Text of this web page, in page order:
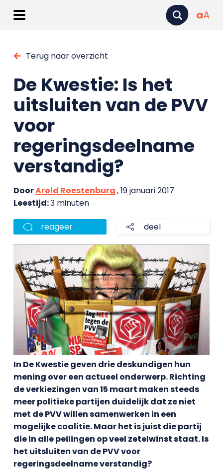
aA
Terug naar overzicht
De Kwestie: Is het
uitsluiten van de PVV
voor
regeringsdeelname
verstandig?
DoorArold Roestenburg, 19 januari 2017
Leestijd:3 minuten
reageer deel
In De Kwestie geven drie deskundigen hun
mening over een actueel onderwerp. Richting
de verkiezingen van 15 maart maken steeds
meer politieke partijen duidelijk dat ze niet
met de PVV willen samenwerken in een
mogelijke coalitie. Maar het is juist die partij
die in alle peilingen op veel zetelwinst staat. Is
het uitsluiten van de PVV voor
regeringsdeelname verstandig?